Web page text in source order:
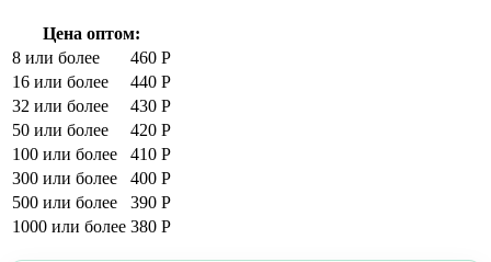
Цена оптом:
8 или более
460 Р
16 или более
440 Р
32 или более
430 Р
50 или более
420 Р
100 или более
410 Р
300 или более
400 Р
500 или более
390 Р
1000 или более 380 Р